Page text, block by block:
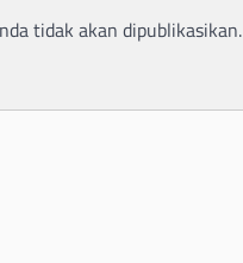
tidak akan dipublikasikan.